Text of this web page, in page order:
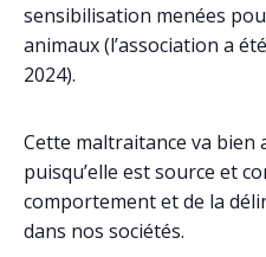
sensibilisation menées
animaux (l’association a
2024).
Cette maltraitance va bien
puisqu’elle est source et
comportement et de la
dans nos sociétés.